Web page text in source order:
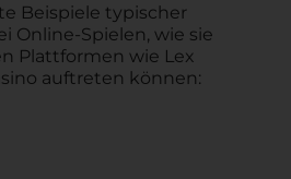
Beispiele typischer
Online‑Spielen, wie sie
Plattformen wie Lex
auftreten können: